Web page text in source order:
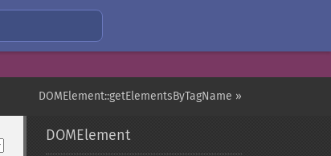
DOMElement::getElementsByTagName »
DOMElement